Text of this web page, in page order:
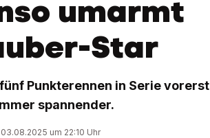
umarmt
Star
Punkterennen in Serie vorerst
spannender.
um 22:10 Uhr